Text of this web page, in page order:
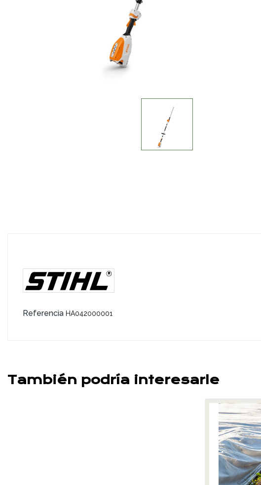
Referencia HA042000001
También podría interesarle